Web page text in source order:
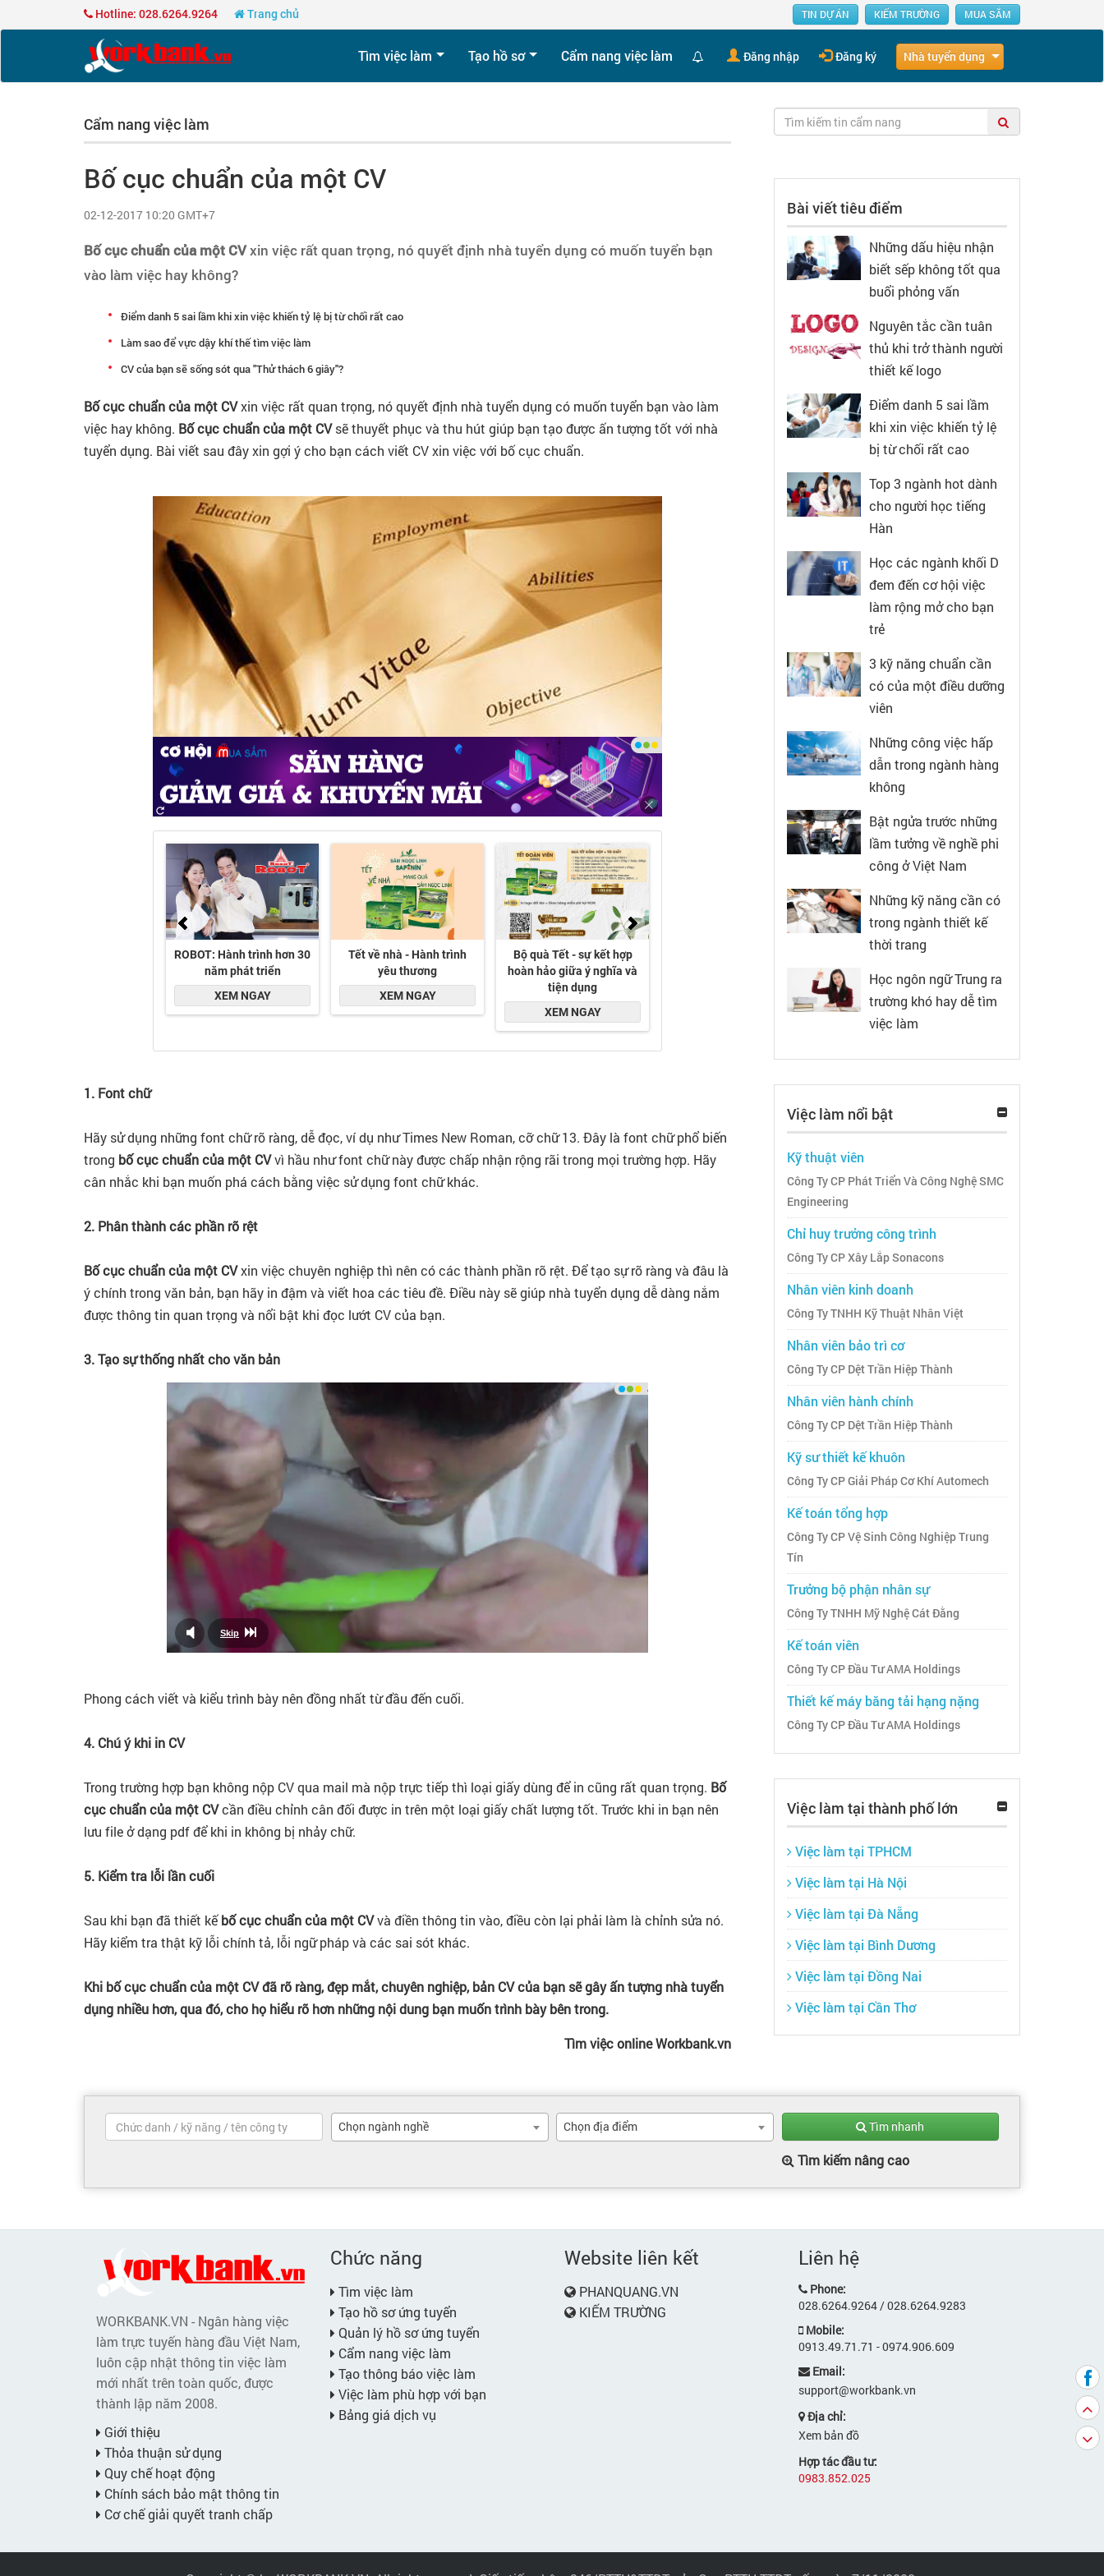
Hotline: 028.6264.9264 Trang chủ TIN DỰ ÁN KIẾM TRƯỜNG MUA SẮM
Tìm việc làm Tạo hồ sơ Cẩm nang việc làm Đăng nhập Đăng ký Nhà tuyển dụng
Cẩm nang việc làm
Bố cục chuẩn của một CV
02-12-2017 10:20 GMT+7
Bố cục chuẩn của một CVxin việc rất quan trọng, nó quyết định nhà tuyển dụng có muốn tuyển bạn
vào làm việc hay không?
Điểm danh 5 sai lầm khi xin việc khiến tỷ lệ bị từ chối rất cao
Làm sao để vực dậy khí thế tìm việc làm
CV của bạn sẽ sống sót qua "Thử thách 6 giây"?
Bố cục chuẩn của một CVxin việc rất quan trọng, nó quyết định nhà tuyển dụng có muốn tuyển bạn vào làm
việc hay không. Bố cục chuẩn của một CVsẽ thuyết phục và thu hút giúp bạn tạo được ấn tượng tốt với nhà
tuyển dụng. Bài viết sau đây xin gợi ý cho bạn cách viết CV xin việc với bố cục chuẩn.
1. Font chữ
Hãy sử dụng những font chữ rõ ràng, dễ đọc, ví dụ như Times New Roman, cỡ chữ 13. Đây là font chữ phổ biến
trong bố cục chuẩn của một CVvì hầu như font chữ này được chấp nhận rộng rãi trong mọi trường hợp. Hãy
cân nhắc khi bạn muốn phá cách bằng việc sử dụng font chữ khác.
2. Phân thành các phần rõ rệt
Bố cục chuẩn của một CVxin việc chuyên nghiệp thì nên có các thành phần rõ rệt. Để tạo sự rõ ràng và đâu là
ý chính trong văn bản, bạn hãy in đậm và viết hoa các tiêu đề. Điều này sẽ giúp nhà tuyển dụng dễ dàng nắm
được thông tin quan trọng và nổi bật khi đọc lướt CV của bạn.
3. Tạo sự thống nhất cho văn bản
Phong cách viết và kiểu trình bày nên đồng nhất từ đầu đến cuối.
4. Chú ý khi in CV
Trong trường hợp bạn không nộp CV qua mail mà nộp trực tiếp thì loại giấy dùng để in cũng rất quan trọng. Bố
cục chuẩn của một CVcần điều chỉnh cân đối được in trên một loại giấy chất lượng tốt. Trước khi in bạn nên
lưu file ở dạng pdf để khi in không bị nhảy chữ.
5. Kiểm tra lỗi lần cuối
Sau khi bạn đã thiết kếbố cục chuẩn của một CVvà điền thông tin vào, điều còn lại phải làm là chỉnh sửa nó.
Hãy kiểm tra thật kỹ lỗi chính tả, lỗi ngữ pháp và các sai sót khác.
Khi bố cục chuẩn của một CV đã rõ ràng, đẹp mắt, chuyên nghiệp, bản CV của bạn sẽ gây ấn tượng nhà tuyển
dụng nhiều hơn, qua đó, cho họ hiểu rõ hơn những nội dung bạn muốn trình bày bên trong.
Tìm việc online Workbank.vn
Bài viết tiêu điểm
Những dấu hiệu nhận
biết sếp không tốt qua
buổi phỏng vấn
Nguyên tắc cần tuân
thủ khi trở thành người
thiết kế logo
Điểm danh 5 sai lầm
khi xin việc khiến tỷ lệ
bị từ chối rất cao
Top 3 ngành hot dành
cho người học tiếng
Hàn
Học các ngành khối D
đem đến cơ hội việc
làm rộng mở cho bạn
trẻ
3 kỹ năng chuẩn cần
có của một điều dưỡng
viên
Những công việc hấp
dẫn trong ngành hàng
không
Bật ngửa trước những
lầm tưởng về nghề phi
công ở Việt Nam
Những kỹ năng cần có
trong ngành thiết kế
thời trang
Học ngôn ngữ Trung ra
trường khó hay dễ tìm
việc làm
Việc làm nổi bật
Kỹ thuật viên
Công Ty CP Phát Triển Và Công Nghệ SMC
Engineering
Chỉ huy trưởng công trình
Công Ty CP Xây Lắp Sonacons
Nhân viên kinh doanh
Công Ty TNHH Kỹ Thuật Nhân Việt
Nhân viên bảo trì cơ
Công Ty CP Dệt Trần Hiệp Thành
Nhân viên hành chính
Công Ty CP Dệt Trần Hiệp Thành
Kỹ sư thiết kế khuôn
Công Ty CP Giải Pháp Cơ Khí Automech
Kế toán tổng hợp
Công Ty CP Vệ Sinh Công Nghiệp Trung
Tín
Trưởng bộ phận nhân sự
Công Ty TNHH Mỹ Nghệ Cát Đằng
Kế toán viên
Công Ty CP Đầu Tư AMA Holdings
Thiết kế máy băng tải hạng nặng
Công Ty CP Đầu Tư AMA Holdings
Việc làm tại thành phố lớn
Việc làm tại TPHCM
Việc làm tại Hà Nội
Việc làm tại Đà Nẵng
Việc làm tại Bình Dương
Việc làm tại Đồng Nai
Việc làm tại Cần Thơ
Chọn ngành nghề Chọn địa điểm Tìm nhanh
Tìm kiếm nâng cao
WORKBANK.VN - Ngân hàng việc
làm trực tuyến hàng đầu Việt Nam,
luôn cập nhật thông tin việc làm
mới nhất trên toàn quốc, được
thành lập năm 2008.
Giới thiệu
Thỏa thuận sử dụng
Quy chế hoạt động
Chính sách bảo mật thông tin
Cơ chế giải quyết tranh chấp
Chức năng
Tìm việc làm
Tạo hồ sơ ứng tuyển
Quản lý hồ sơ ứng tuyển
Cẩm nang việc làm
Tạo thông báo việc làm
Việc làm phù hợp với bạn
Bảng giá dịch vụ
Website liên kết
PHANQUANG.VN
KIẾM TRƯỜNG
Liên hệ
Phone:
028.6264.9264 / 028.6264.9283
Mobile:
0913.49.71.71 - 0974.906.609
Email:
support@workbank.vn
Địa chỉ:
Xem bản đồ
Hợp tác đầu tư:
0983.852.025